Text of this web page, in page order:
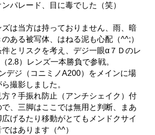
パレード、目に毒でした（笑）
は当方は持っておりません、雨、暗
ある被写体、はねる泥も心配（^^;）
とリスクを考え、デジ一眼α７Ｄのレ
2.8）レンズ一本勝負で参戦。
デジ（コニミノA200）をメインに場
撮影しました。
？手振れ防止（アンチシェイク）付
、三脚はここでは無用と判断、まあ
げるたり移動がとてもメンドクサイ
はあります（^^）